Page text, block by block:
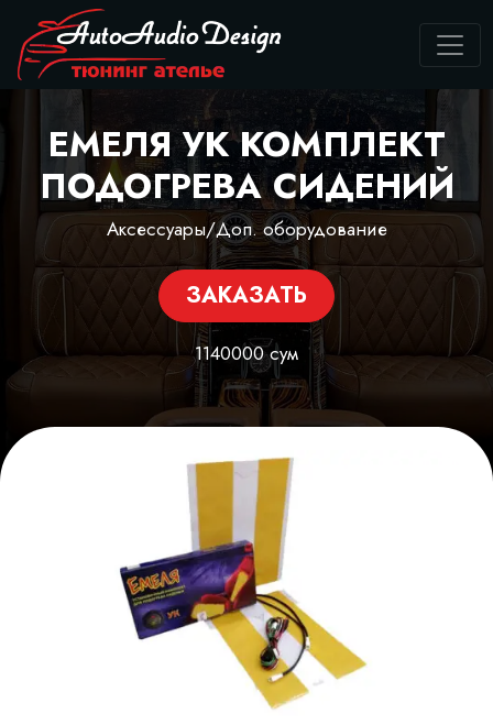
ЕМЕЛЯ УК КОМПЛЕКТ
ПОДОГРЕВА СИДЕНИЙ
Аксессуары/Доп. оборудование
ЗАКАЗАТЬ
1140000 сум